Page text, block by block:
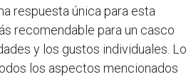
respuesta única para esta
recomendable para un casco
y los gustos individuales. Lo
los aspectos mencionados